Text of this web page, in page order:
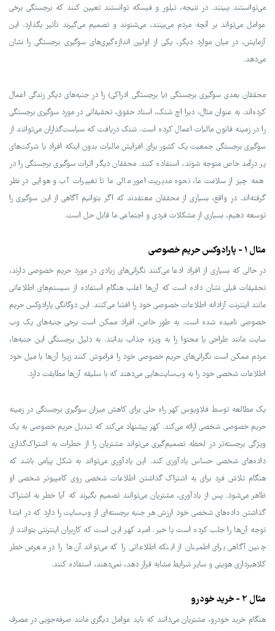
می‌توانستند ببینند. در نتیجه، تیلور و فیسکه توانستند تعیین کنند که برجستگی برخی
عوامل می‌تواند بر آنچه مردم می‌بینند، می‌شنوند و تصمیم می‌گیرند تأثیر بگذارد. این
آزمایش، در میان موارد دیگر، یکی از اولین اندازه‌گیری‌های سوگیری برجستگی را نشان
می‌دهد.
محققان بعدی سوگیری برجستگی (یا برجستگی ادراکی) را در جنبه‌های دیگر زندگی اعمال
کرده‌اند. به عنوان مثال، دبرا اچ شنک، استاد حقوق، تحقیقاتی در مورد سوگیری برجستگی
را در زمینه قانون مالیات اعمال کرده است. شنک دریافت که سیاست‌گذاران می‌توانند از
سوگیری برجستگی جمعیت یک کشور برای افزایش مالیات بدون اینکه افراد یا شرکت‌های
پر درآمد خاص متوجه شوند، استفاده کنند. محققان دیگر اثرات سوگیری برجستگی را در
همه چیز از سلامت ما، نحوه مدیریت امور مالی ما تا تغییرات آب و هوایی در نظر
گرفته‌اند. در واقع، بسیاری از محققان معتقدند که اگر بتوانیم آگاهی از این سوگیری را
توسعه دهیم، بسیاری از مشکلات فردی و اجتماعی ما قابل حل است.
مثال 1 - پارادوکس حریم خصوصی
در حالی که بسیاری از افراد ادعا می‌کنند نگرانی‌های زیادی در مورد حریم خصوصی دارند،
تحقیقات قبلی نشان داده است که آن‌ها اغلب هنگام استفاده از سیستم‌های اطلاعاتی
مانند اینترنت آزادانه اطلاعات خصوصی خود را افشا می‌کنند. این دوگانگی پارادوکس حریم
خصوصی نامیده شده است. به طور خاص، افراد ممکن است برخی جنبه‌های یک وب
سایت مانند طراحی یا محتوا را به ویژه جذاب بدانند. به دلیل برجستگی این جنبه‌ها،
مردم ممکن است نگرانی‌های حریم خصوصی خود را فراموش کنند زیرا آن‌ها با میل خود
اطلاعات شخصی خود را به وب‌سایت‌هایی می‌دهند که با سلیقه آن‌ها مطابقت دارد.
یک مطالعه توسط فلاویوس کهر راه حلی برای کاهش میزان سوگیری برجستگی در زمینه
حریم خصوصی شخصی ارائه می‌کند. کهر پیشنهاد می‌کند که تبدیل حریم خصوصی به یک
ویژگی برجسته‌تر در لحظه تصمیم‌گیری می‌تواند مشتریان را از خطرات به اشتراک‌گذاری
داده‌های شخصی حساس یادآوری کند. این یادآوری می‌تواند به شکل پیامی باشد که
هنگام تلاش فرد برای به اشتراک گذاشتن اطلاعات شخصی روی کامپیوتر شخصی او
ظاهر می‌شود. پس از یادآوری، مشتریان می‌توانند تصمیم بگیرند که آیا خطر به اشتراک
گذاشتن داده‌های شخصی خود ارزش هر جنبه برجسته‌ای از وب‌سایت را دارد که در ابتدا
توجه آن‌ها را جلب کرده است یا خیر. امید کهر این است که کاربران اینترنتی بتوانند از
چنین آگاهی برای اطمینان از اینکه اطلاعاتی را که می‌تواند آن‌ها را در معرض خطر
کلاهبرداری هویتی و سایر شرایط مشابه قرار دهد، نمی‌دهند، استفاده کنند.
مثال 2 - خرید خودرو
هنگام خرید خودرو، مشتریان می‌دانند که باید عوامل دیگری مانند صرفه‌جویی در مصرف